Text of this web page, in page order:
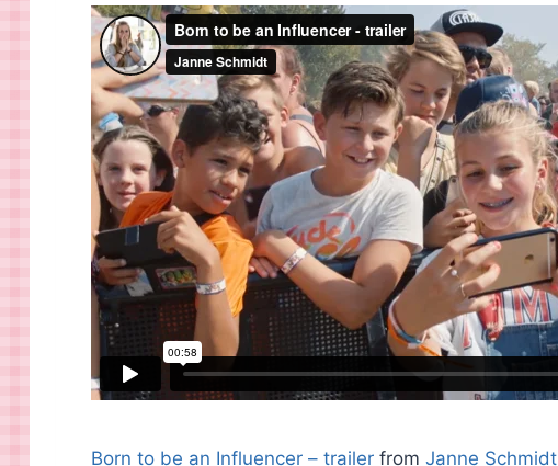
Born to be an Influencer – trailer from Janne Schmidt